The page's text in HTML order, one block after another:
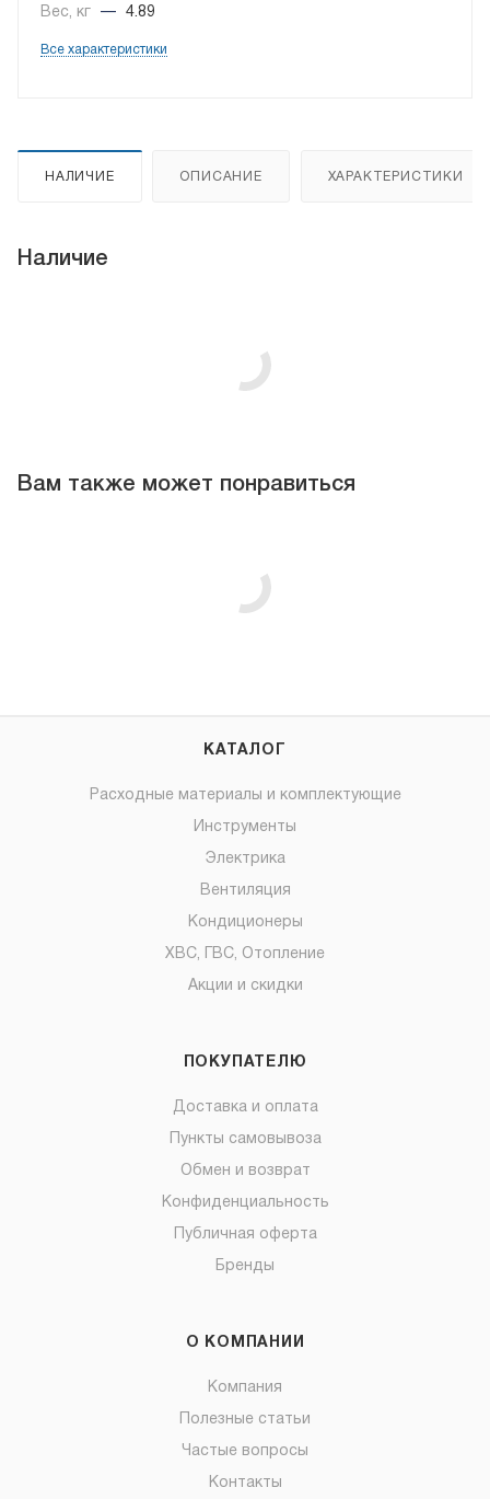
Вес, кг
— 4.89
Все характеристики
НАЛИЧИЕ ОПИСАНИЕ ХАРАКТЕРИСТИКИ
Наличие
Вам также может понравиться
КАТАЛОГ
Расходные материалы и комплектующие
Инструменты
Электрика
Вентиляция
Кондиционеры
ХВС, ГВС, Отопление
Акции и скидки
ПОКУПАТЕЛЮ
Доставка и оплата
Пункты самовывоза
Обмен и возврат
Конфиденциальность
Публичная оферта
Бренды
О КОМПАНИИ
Компания
Полезные статьи
Частые вопросы
Контакты